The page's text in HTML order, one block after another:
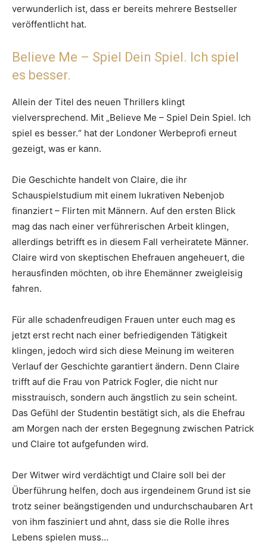
verwunderlich ist, dass er bereits mehrere Bestseller
veröffentlicht hat.
Believe Me – Spiel Dein Spiel. Ich spiel
es besser.
Allein der Titel des neuen Thrillers klingt
vielversprechend. Mit „Believe Me – Spiel Dein Spiel. Ich
spiel es besser.“ hat der Londoner Werbeprofi erneut
gezeigt, was er kann.
Die Geschichte handelt von Claire, die ihr
Schauspielstudium mit einem lukrativen Nebenjob
finanziert – Flirten mit Männern. Auf den ersten Blick
mag das nach einer verführerischen Arbeit klingen,
allerdings betrifft es in diesem Fall verheiratete Männer.
Claire wird von skeptischen Ehefrauen angeheuert, die
herausfinden möchten, ob ihre Ehemänner zweigleisig
fahren.
Für alle schadenfreudigen Frauen unter euch mag es
jetzt erst recht nach einer befriedigenden Tätigkeit
klingen, jedoch wird sich diese Meinung im weiteren
Verlauf der Geschichte garantiert ändern. Denn Claire
trifft auf die Frau von Patrick Fogler, die nicht nur
misstrauisch, sondern auch ängstlich zu sein scheint.
Das Gefühl der Studentin bestätigt sich, als die Ehefrau
am Morgen nach der ersten Begegnung zwischen Patrick
und Claire tot aufgefunden wird.
Der Witwer wird verdächtigt und Claire soll bei der
Überführung helfen, doch aus irgendeinem Grund ist sie
trotz seiner beängstigenden und undurchschaubaren Art
von ihm fasziniert und ahnt, dass sie die Rolle ihres
Lebens spielen muss…